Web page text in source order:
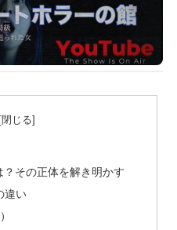
その正体を解き明かす
違い